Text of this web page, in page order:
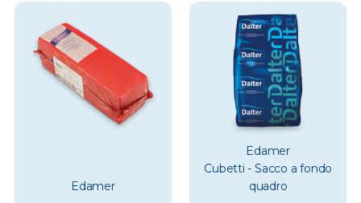
Edamer
Edamer
Cubetti - Sacco a fondo
quadro